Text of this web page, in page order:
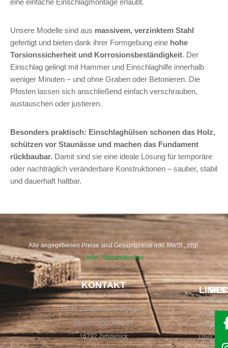
Unsere Modelle sind aus massivem, verzinktem Stahl
gefertigt und bieten dank ihrer Formgebung eine hohe
Torsionssicherheit und Korrosionsbeständigkeit. Der
Einschlag gelingt mit Hammer und Einschlaghilfe innerhalb
weniger Minuten – und ohne Graben oder Betonieren. Die
Pfosten lassen sich anschließend einfach verschrauben,
austauschen oder justieren.
Besonders praktisch: Einschlaghülsen schonen das Holz,
schützen vor Staunässe und machen das Fundament
rückbaubar. Damit sind sie eine ideale Lösung für temporäre
oder nachträglich veränderbare Konstruktionen – sauber, stabil
und dauerhaft haltbar.
Alle angegebenen Preise sind Gesamtpreise inkl. MwSt., zzgl.
Liefer-/Versandkosten
KONTAKT
Tel: 03307 302790
Email: post@krakow-shop.com
Steindammer Weg 37
16792 Zehdenick
LINKS
Shop
Angebot
anfragen
Über
AGB
Seit
30